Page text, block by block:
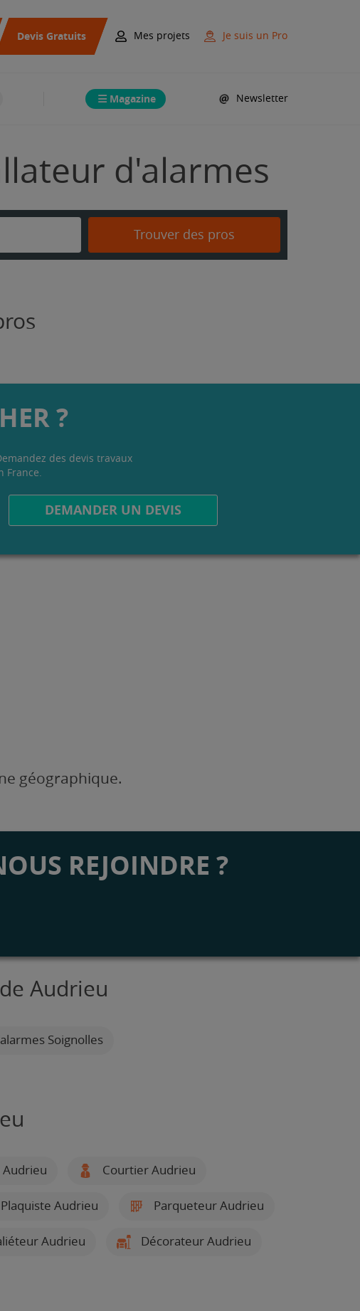
Devis Gratuits Mes projets Je suis un Pro
Magazine Newsletter
d'alarmes
Trouver des pros
?
des devis travaux
France.
DEMANDER UN DEVIS
géographique.
REJOINDRE ?
Audrieu
Soignolles
Courtier Audrieu
Plaquiste Audrieu Parqueteur Audrieu
Audrieu Décorateur Audrieu